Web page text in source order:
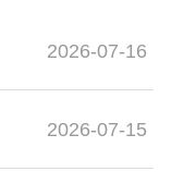
2026-07-16
2026-07-15